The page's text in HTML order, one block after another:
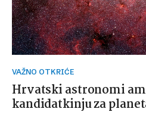
VAŽNO OTKRIĆE
Hrvatski astronomi
kandidatkinju za